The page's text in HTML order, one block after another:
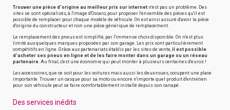
Trouver une pièce d'origine au meilleur prix sur internet n'est pas un problème. Des
sites se sont spécialisés, à l'image d'Oscaro, pour proposer l'ensemble des pièces qu'il est
possible de remplacer pour chaque modèle de véhicule. On est ainsi assuré d'avoir la pièce
d'origine du constructeur et non une pièce générique de remplacement.
Le remplacement des pneus est simplifié, par l'immense choix disponible. On n'est plus
limité aux quelques marques proposées par son garage. Les prix sont particulièrement
compétitifs en ligne. Grâce aux partenariats établis par les sites de vente, il est possible
d'acheter ses pneus en ligne et de les faire monter dans un garage ou un réseau
partenaire. Au final, c'est une économie qui peut monter à plusieurs centaines d'euros !
Les accessoires, que ce soit pour les voitures mais aussi les deux-roues, occupent une place
importante. Trouver un casque pour sa moto ou encore n'importe quel produit d'entretien
pour son véhicule peut se faire comfortablement installé depuis son canapé.
Des services inédits